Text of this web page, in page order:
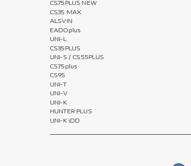
CS75PLUS NEW
CS35 MAX
ALSVIN
EADOplus
UNI-L
CS35PLUS
UNI-S / CS55PLUS
CS75plus
CS95
UNI-T
UNI-V
UNI-K
HUNTER PLUS
UNI-K iDD